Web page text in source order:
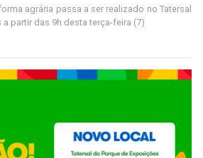
agrária passa a ser realizado no Tatersal
partir das 9h desta terça-feira (7)